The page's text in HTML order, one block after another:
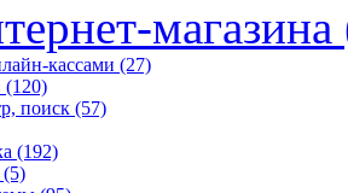
магазина
кассами (27)
(120)
поиск (57)
(192)
(5)